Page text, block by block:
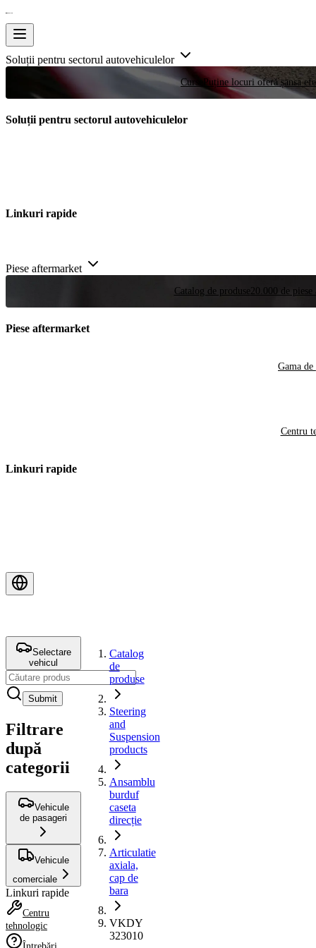
Soluții pentru sectorul autovehiculelor
Curse Puține locuri oferă șansa
Soluții pentru sectorul autovehiculelor
Linkuri rapide
Piese aftermarket
Catalog de produse 20.000 de
Piese aftermarket
Gama de
Centru
Linkuri rapide
Selectare
vehicul
Submit
Filtrare
după
categorii
Vehicule
de pasageri
Vehicule
comerciale
Linkuri rapide
Centru
tehnologic
Catalog
de
produse
Steering
and
Suspension
products
Ansamblu
burduf
caseta
direcție
Articulatie
axiala,
cap de
bara
VKDY
323010